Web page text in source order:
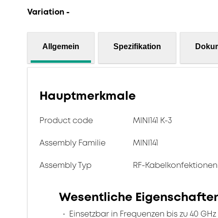
Variation -
Allgemein Spezifikation
Hauptmerkmale
Product code MINI141 K-3
Assembly Familie MINI141
Assembly Typ RF-Kabelkonfektionen
Wesentliche
Einsetzbar in Frequenzen bis zu 40 GHz